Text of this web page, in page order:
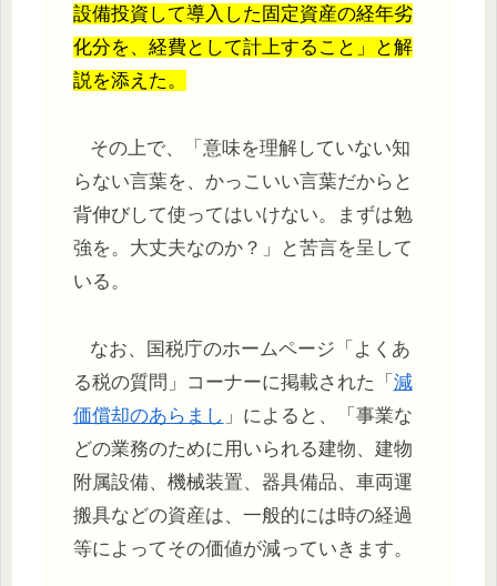
設備投資して導入した固定資産の経年劣
化分を、経費として計上すること」と解
説を添えた。
その上で、「意味を理解していない知
らない言葉を、かっこいい言葉だからと
背伸びして使ってはいけない。まずは勉
強を。大丈夫なのか？」と苦言を呈して
いる。
なお、国税庁のホームページ「よくあ
る税の質問」コーナーに掲載された「 減
価償却のあらまし 」によると、「事業な
どの業務のために用いられる建物、建物
附属設備、機械装置、器具備品、車両運
搬具などの資産は、一般的には時の経過
等によってその価値が減っていきます。